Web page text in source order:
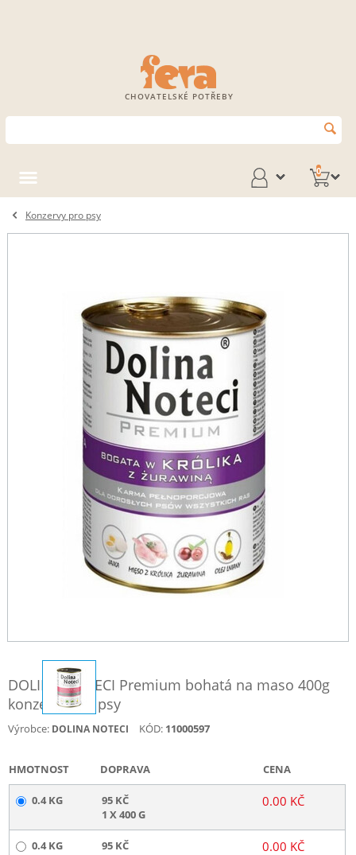
CHOVATELSKÉ POTŘEBY
0
Konzervy pro psy
DOLINA NOTECI Premium bohatá na maso 400g
konzervy pro psy
Výrobce: DOLINA NOTECI KÓD: 11000597
HMOTNOST DOPRAVA CENA
0.4 KG
95 KČ
1 X 400 G
0.00 KČ
0.4 KG 95 KČ 0.00 KČ